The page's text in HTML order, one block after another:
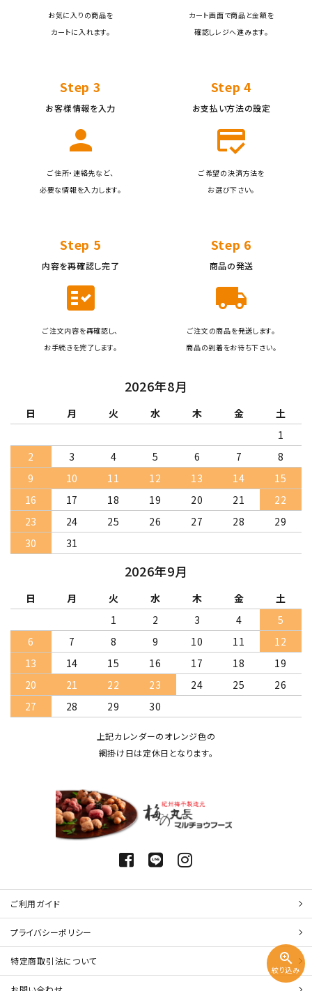
zoom_in
絞り込み
検索する
お気に入りの商品を
カートに入れます。
カート画面で商品と金額を
確認しレジへ進みます。
Step 3
お客様情報を入力
person
ご住所・連絡先など、
必要な情報を入力します。
Step 4
お支払い方法の設定
credit_score
ご希望の決済方法を
お選び下さい。
Step 5
内容を再確認し完了
fact_check
ご注文内容を再確認し、
お手続きを完了します。
Step 6
商品の発送
local_shipping
ご注文の商品を発送します。
商品の到着をお待ち下さい。
2026年8月
日 月 火 水 木 金
土
1
2
3 4 5 6 7
8
9
10 11 12 13 14
15
16
17 18 19 20 21
22
23
24 25 26 27 28
29
30
31
2026年9月
日 月 火 水 木 金
土
1
2 3 4
5
6
7 8 9 10 11
12
13
14 15 16 17 18
19
20
21 22 23 24 25
26
27
28 29 30
上記カレンダーのオレンジ色の
網掛け日は定休日となります。
ご利用ガイド
プライバシーポリシー
特定商取引法について